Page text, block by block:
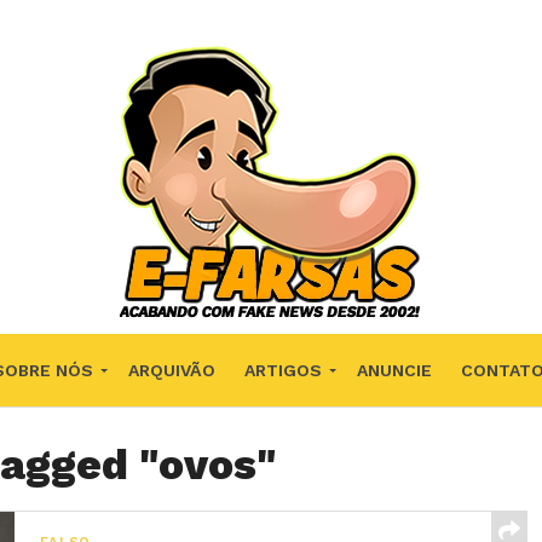
NÓS ARQUIVÃO ARTIGOS ANUNCIE CONTATO
"ovos"